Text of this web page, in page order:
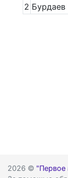
2 Бурдаев
2026 © "Первое